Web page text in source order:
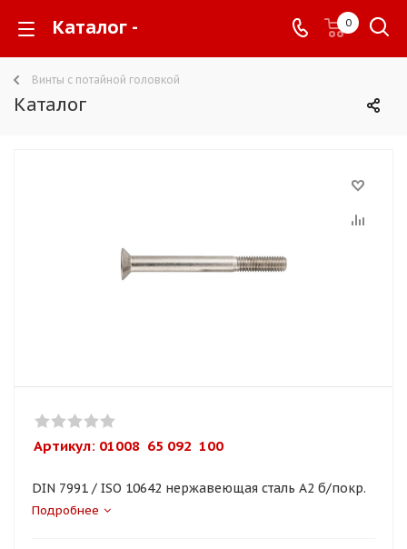
Каталог - 0
Винты с потайной головкой
Каталог
Артикул: 01008  65 092  100
DIN 7991 / ISO 10642 нержавеющая сталь A2 б/покр.
Подробнее